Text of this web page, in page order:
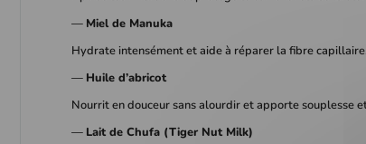
— Miel de Manuka
Hydrate intensément et aide à réparer la fibre
— Huile d’abricot
Nourrit en douceur sans alourdir et apporte souplesse
— Lait de Chufa (Tiger Nut Milk)